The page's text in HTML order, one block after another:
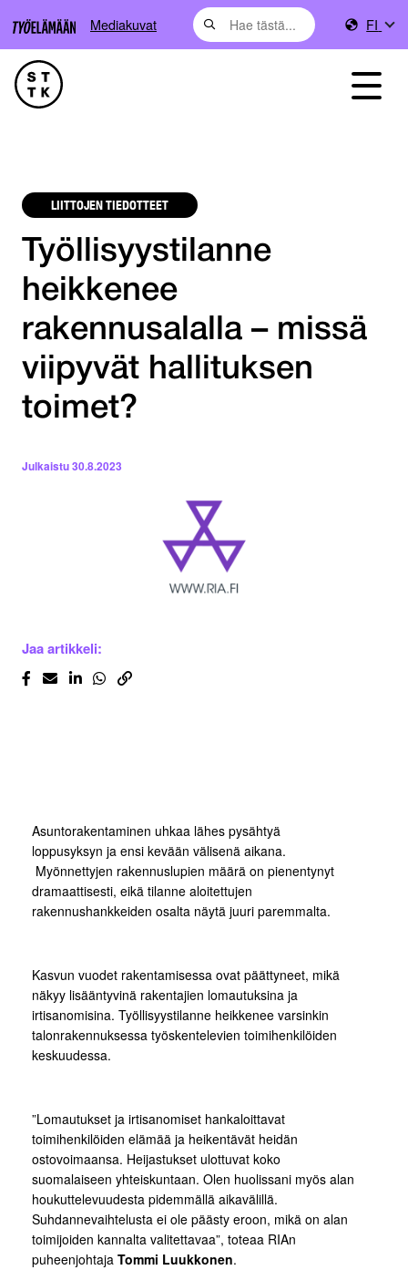
Mediakuvat FI
LIITTOJEN TIEDOTTEET
Työllisyystilanne
heikkenee
rakennusalalla – missä
viipyvät hallituksen
toimet?
Julkaistu30.8.2023
Jaa artikkeli:
Asuntorakentaminen uhkaa lähes pysähtyä
loppusyksyn ja ensi kevään välisenä aikana.
Myönnettyjen rakennuslupien määrä on pienentynyt
dramaattisesti, eikä tilanne aloitettujen
rakennushankkeiden osalta näytä juuri paremmalta.
Kasvun vuodet rakentamisessa ovat päättyneet, mikä
näkyy lisääntyvinä rakentajien lomautuksina ja
irtisanomisina. Työllisyystilanne heikkenee varsinkin
talonrakennuksessa työskentelevien toimihenkilöiden
keskuudessa.
”Lomautukset ja irtisanomiset hankaloittavat
toimihenkilöiden elämää ja heikentävät heidän
ostovoimaansa. Heijastukset ulottuvat koko
suomalaiseen yhteiskuntaan. Olen huolissani myös alan
houkuttelevuudesta pidemmällä aikavälillä.
Suhdannevaihtelusta ei ole päästy eroon, mikä on alan
toimijoiden kannalta valitettavaa”, toteaa RIAn
puheenjohtaja Tommi Luukkonen.